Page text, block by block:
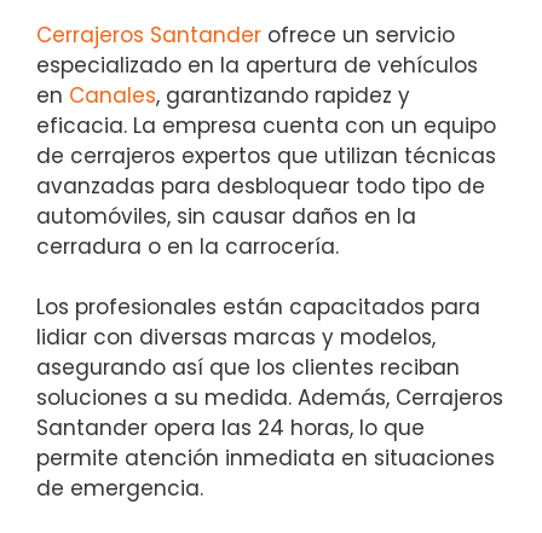
Cerrajeros Santander ofrece un servicio
especializado en la apertura de vehículos
en Canales, garantizando rapidez y
eficacia. La empresa cuenta con un equipo
de cerrajeros expertos que utilizan técnicas
avanzadas para desbloquear todo tipo de
automóviles, sin causar daños en la
cerradura o en la carrocería.
Los profesionales están capacitados para
lidiar con diversas marcas y modelos,
asegurando así que los clientes reciban
soluciones a su medida. Además, Cerrajeros
Santander opera las 24 horas, lo que
permite atención inmediata en situaciones
de emergencia.